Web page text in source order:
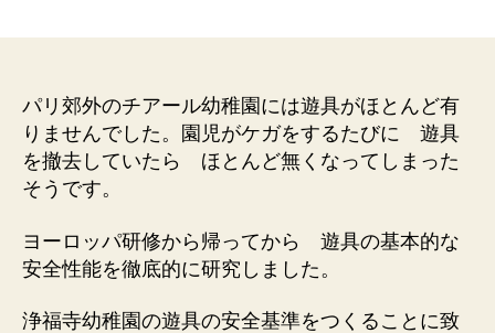
パリ郊外のチアール幼稚園には遊具がほとんど有
りませんでした。園児がケガをするたびに 遊具
を撤去していたら ほとんど無くなってしまった
そうです。
ヨーロッパ研修から帰ってから 遊具の基本的な
安全性能を徹底的に研究しました。
浄福寺幼稚園の遊具の安全基準をつくることに致